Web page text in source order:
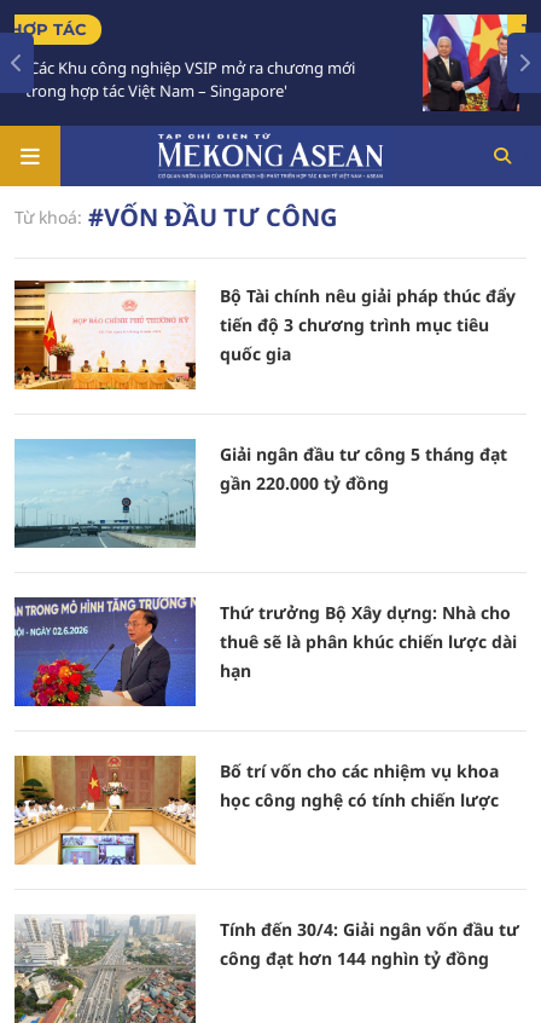
nghiệp VSIP mở ra chương mới
Việt Nam – Singapore'
TIÊU ĐIỂM
Việt Nam -
Chiến lược
Từ khoá: #VỐN ĐẦU TƯ CÔNG
Bộ Tài chính nêu giải pháp thúc đẩy
tiến độ 3 chương trình mục tiêu
quốc gia
Giải ngân đầu tư công 5 tháng đạt
gần 220.000 tỷ đồng
Thứ trưởng Bộ Xây dựng: Nhà cho
thuê sẽ là phân khúc chiến lược dài
hạn
Bố trí vốn cho các nhiệm vụ khoa
học công nghệ có tính chiến lược
Tính đến 30/4: Giải ngân vốn đầu tư
công đạt hơn 144 nghìn tỷ đồng